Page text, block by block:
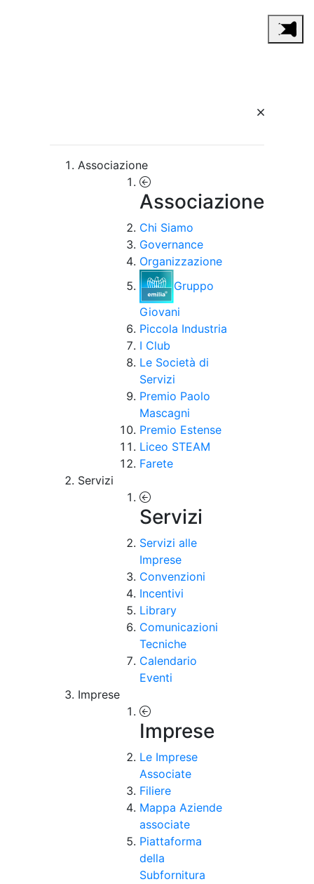
Associazione
Associazione
Chi Siamo
Governance
Organizzazione
Gruppo
Giovani
Piccola Industria
I Club
Le Società di
Servizi
Premio Paolo
Mascagni
Premio Estense
Liceo STEAM
Farete
Servizi
Servizi
Servizi alle
Imprese
Convenzioni
Incentivi
Library
Comunicazioni
Tecniche
Calendario
Eventi
Imprese
Imprese
Le Imprese
Associate
Filiere
Mappa Aziende
associate
Piattaforma
della
Subfornitura